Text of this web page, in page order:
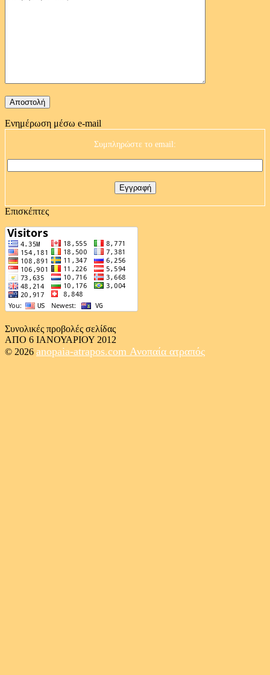
Ενημέρωση μέσω e-mail
Συμπληρώστε το email:
Επισκέπτες
Συνολικές προβολές σελίδας
ΑΠΟ 6 ΙΑΝΟΥΑΡΙΟΥ 2012
© 2026 anopaia-atrapos.com Ανοπαία ατραπός